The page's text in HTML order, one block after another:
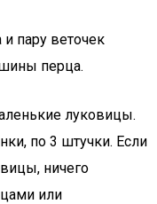
пару веточек
перца.
луковицы.
по 3 штучки. Если
ничего
или